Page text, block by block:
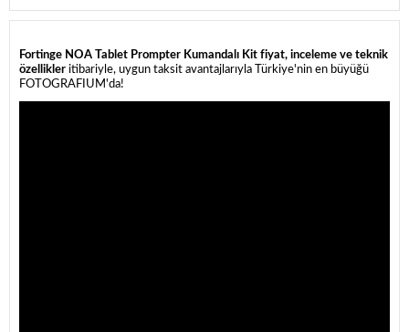
Fortinge NOA Tablet Prompter Kumandalı Kit fiyat, inceleme ve teknik
özellikler itibariyle, uygun taksit avantajlarıyla Türkiye'nin en büyüğü
FOTOGRAFIUM'da!